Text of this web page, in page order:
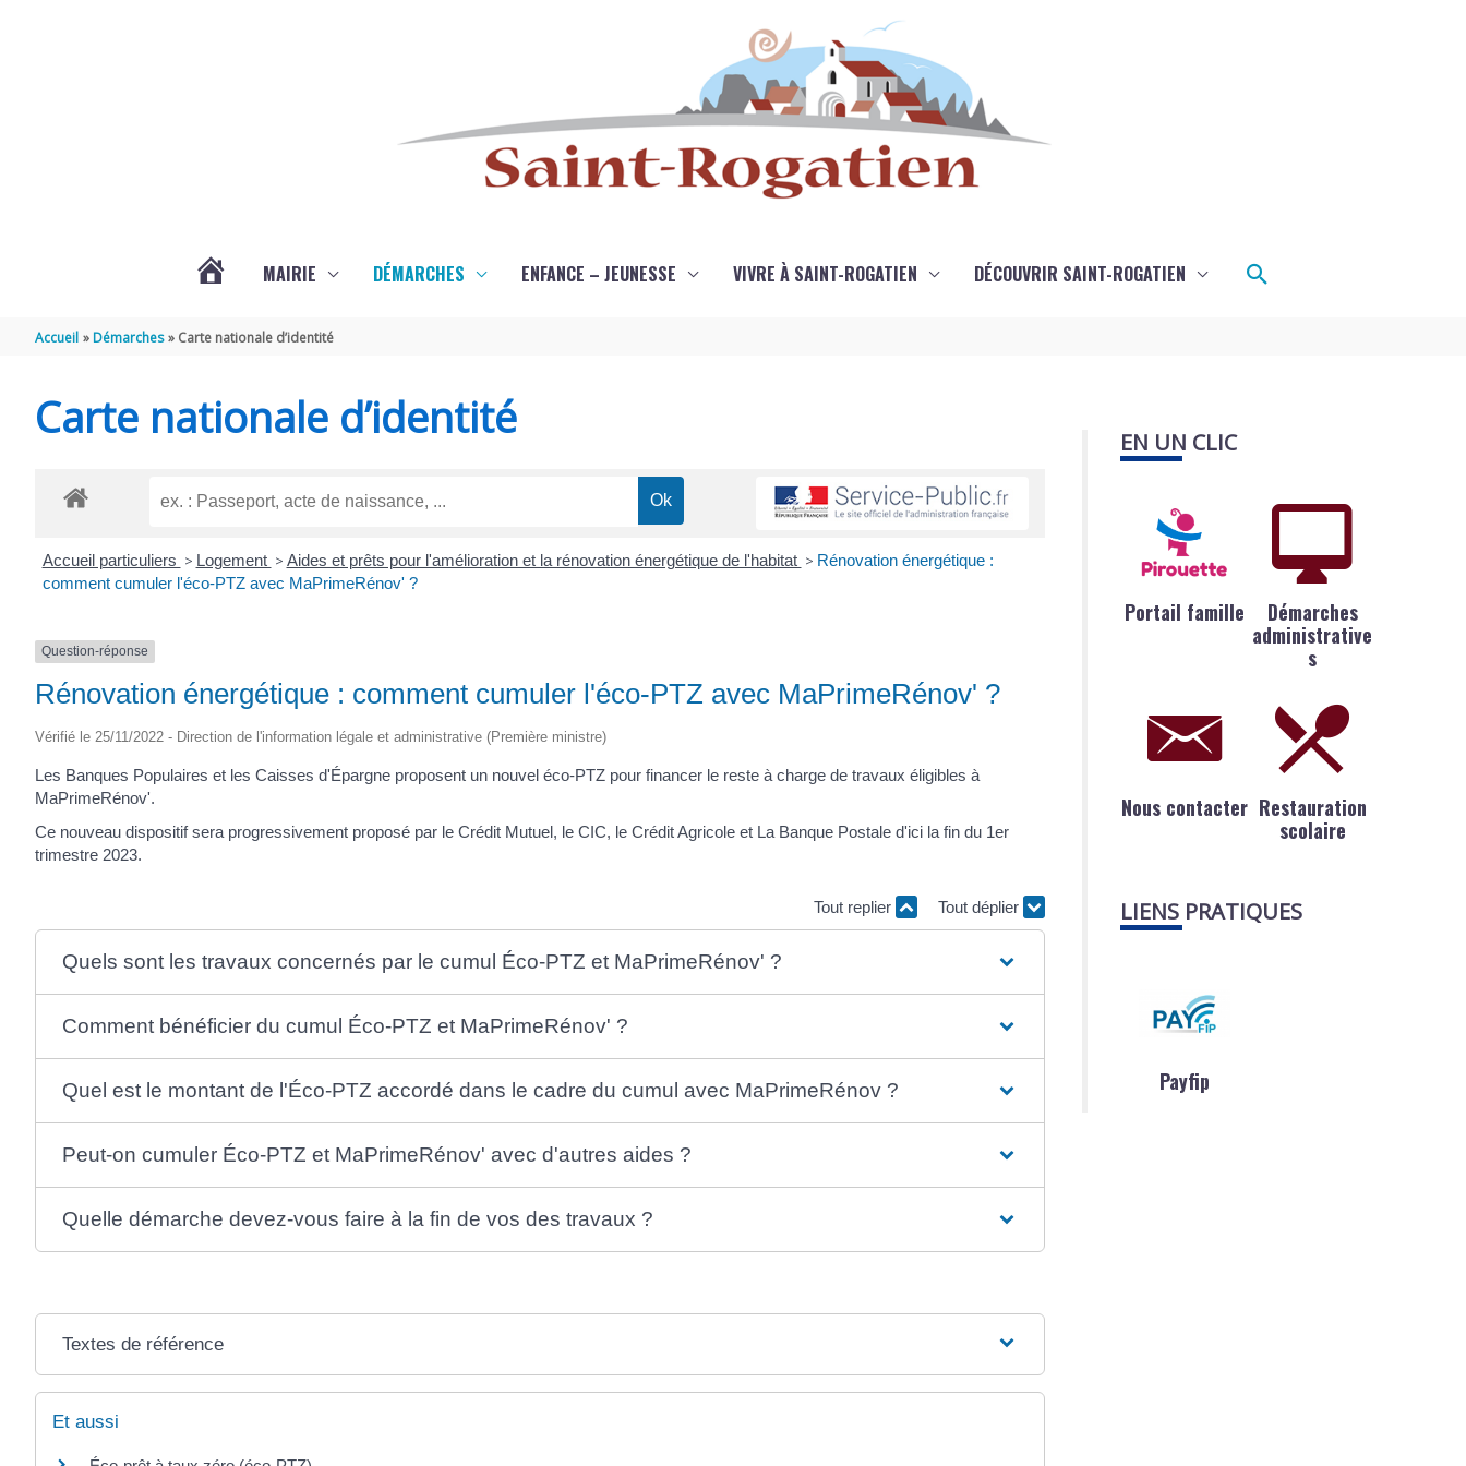
ROGATIEN
MAIRIE DÉMARCHES ENFANCE – JEUNESSE VIVRE À SAINT-ROGATIEN DÉCOUVRIR SAINT-ROGATIEN Rechercher
Accueil Démarches Carte nationale d’identité
Carte nationale d’identité
Accueil particuliers > Logement > Aides et prêts pour l'amélioration et la rénovation énergétique de l'habitat > Rénovation énergétique :
comment cumuler l'éco-PTZ avec MaPrimeRénov' ?
Question-réponse
Rénovation énergétique : comment cumuler l'éco-PTZ avec MaPrimeRénov' ?
Vérifié le 25/11/2022 - Direction de l'information légale et administrative (Première ministre)
Les Banques Populaires et les Caisses d'Épargne proposent un nouvel éco-PTZ pour financer le reste à charge de travaux éligibles à
MaPrimeRénov'.
Ce nouveau dispositif sera progressivement proposé par le Crédit Mutuel, le CIC, le Crédit Agricole et La Banque Postale d'ici la fin du 1er
trimestre 2023.
Tout replier Tout déplier
Quels sont les travaux concernés par le cumul Éco-PTZ et MaPrimeRénov' ?
Comment bénéficier du cumul Éco-PTZ et MaPrimeRénov' ?
Quel est le montant de l'Éco-PTZ accordé dans le cadre du cumul avec MaPrimeRénov ?
Peut-on cumuler Éco-PTZ et MaPrimeRénov' avec d'autres aides ?
Quelle démarche devez-vous faire à la fin de vos des travaux ?
Textes de référence
Et aussi
EN UN CLIC
Portail famille
Démarches
administrative
s
Nous contacter Restauration
scolaire
LIENS PRATIQUES
Payfip